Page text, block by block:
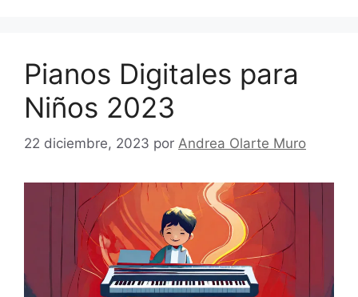
Pianos Digitales para
Niños 2023
22 diciembre, 2023 por Andrea Olarte Muro